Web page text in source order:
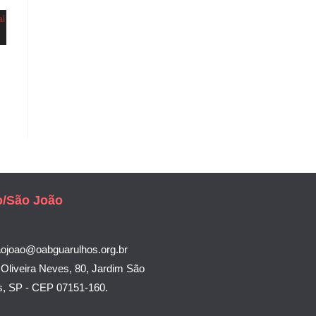
São João
Neves, 80, Jardim São
SP - CEP 07151-160.